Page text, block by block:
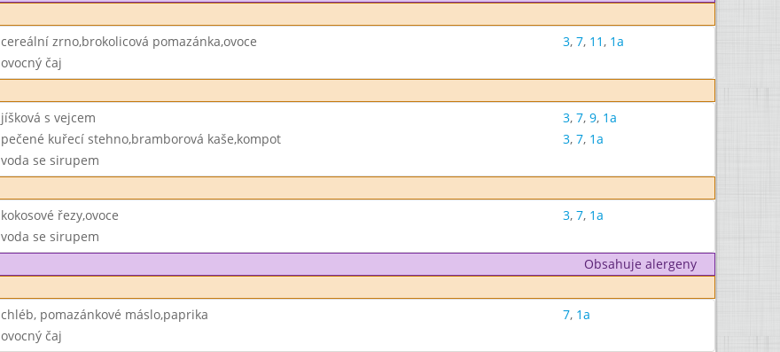
cereální zrno,brokolicová pomazánka,ovoce 3, 7, 11, 1a
ovocný čaj
jíšková s vejcem 3, 7, 9, 1a
pečené kuřecí stehno,bramborová kaše,kompot 3, 7, 1a
voda se sirupem
kokosové řezy,ovoce 3, 7, 1a
voda se sirupem
Obsahuje alergeny
chléb, pomazánkové máslo,paprika 7, 1a
ovocný čaj